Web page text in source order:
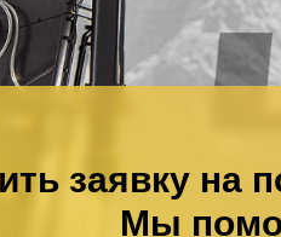
заявку на
Мы